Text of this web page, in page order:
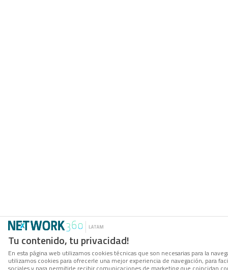
Tu contenido, tu privacidad!
En esta página web utilizamos cookies técnicas que son necesarias para la
utilizamos cookies para ofrecerle una mejor experiencia de navegación, para